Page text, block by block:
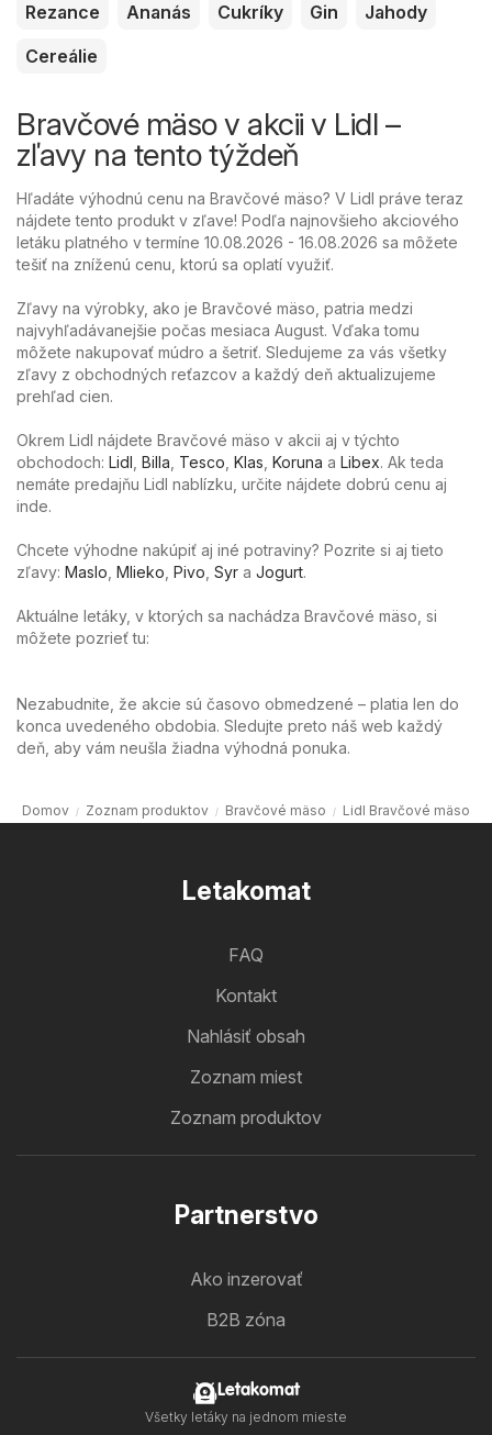
Rezance
Ananás Cukríky Gin
Jahody
Cereálie
Bravčové mäso v akcii v Lidl –
zľavy na tento týždeň
Hľadáte výhodnú cenu na Bravčové mäso? V Lidl práve teraz
nájdete tento produkt v zľave! Podľa najnovšieho akciového
letáku platného v termíne 10.08.2026 - 16.08.2026 sa môžete
tešiť na zníženú cenu, ktorú sa oplatí využiť.
Zľavy na výrobky, ako je Bravčové mäso, patria medzi
najvyhľadávanejšie počas mesiaca August. Vďaka tomu
môžete nakupovať múdro a šetriť. Sledujeme za vás všetky
zľavy z obchodných reťazcov a každý deň aktualizujeme
prehľad cien.
Okrem Lidl nájdete Bravčové mäso v akcii aj v týchto
obchodoch: Lidl Billa Tesco Klas Koruna a Libex. Ak teda
nemáte predajňu Lidl nablízku, určite nájdete dobrú cenu aj
inde.
Chcete výhodne nakúpiť aj iné potraviny? Pozrite si aj tieto
zľavy: Maslo Mlieko Pivo Syr a Jogurt.
Aktuálne letáky, v ktorých sa nachádza Bravčové mäso, si
môžete pozrieť tu:
Nezabudnite, že akcie sú časovo obmedzené – platia len do
konca uvedeného obdobia. Sledujte preto náš web každý
deň, aby vám neušla žiadna výhodná ponuka.
Domov Zoznam produktov Bravčové mäso Lidl Bravčové mäso
Letakomat
FAQ
Kontakt
Nahlásiť obsah
Zoznam miest
Zoznam produktov
Partnerstvo
Ako inzerovať
B2B zóna
Letakomat
Všetky letáky na jednom mieste